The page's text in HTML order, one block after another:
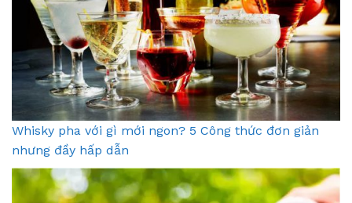
Whisky pha với gì mới ngon? 5 Công thức đơn giản
nhưng đầy hấp dẫn